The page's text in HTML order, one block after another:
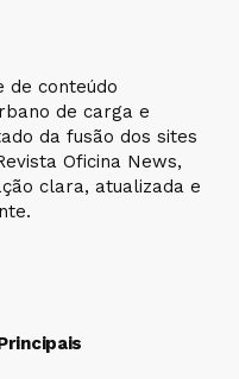
de conteúdo
de carga e
da fusão dos sites
Oficina News,
clara, atualizada e